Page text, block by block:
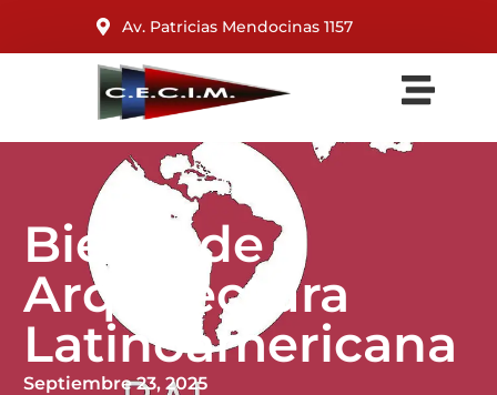
Av. Patricias Mendocinas 1157
Bienal de
Arquitectura
Latinoamericana
Septiembre 23, 2025